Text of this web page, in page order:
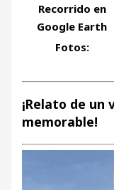
Recorrido en
Google Earth
Fotos:
¡Relato de un
memorable!